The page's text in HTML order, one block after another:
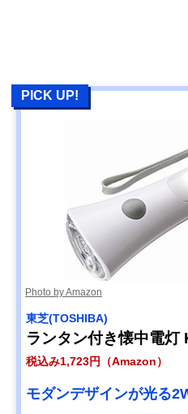
PICK UP!
Photo by Amazon
‎東芝(TOSHIBA)
ランタン付き懐中電灯
税込み1,723円（Amazon）
モダンデザインが光る